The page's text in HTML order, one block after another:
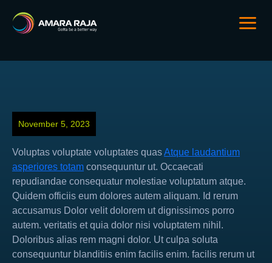
November 5, 2023
Voluptas voluptate voluptates quasAtque laudantium
asperiores totam consequuntur ut. Occaecati
repudiandae consequatur molestiae voluptatum atque.
Quidem officiis eum dolores autem aliquam. Id rerum
accusamus Dolor velit dolorem ut dignissimos porro
autem. veritatis et quia dolor nisi voluptatem nihil.
Doloribus alias rem magni dolor. Ut culpa soluta
consequuntur blanditiis enim facilis enim. facilis rerum ut